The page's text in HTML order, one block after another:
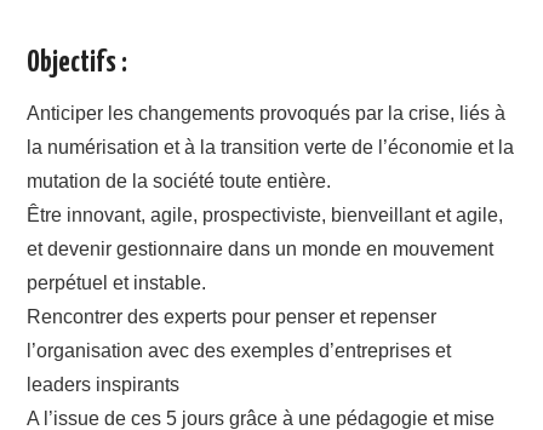
Objectifs :
Anticiper les changements provoqués par la crise, liés à
la numérisation et à la transition verte de l’économie et la
mutation de la société toute entière.
Être innovant, agile, prospectiviste, bienveillant et agile,
et devenir gestionnaire dans un monde en mouvement
perpétuel et instable.
Rencontrer des experts pour penser et repenser
l’organisation avec des exemples d’entreprises et
leaders inspirants
A l’issue de ces 5 jours grâce à une pédagogie et mise